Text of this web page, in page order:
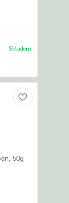
Skladem